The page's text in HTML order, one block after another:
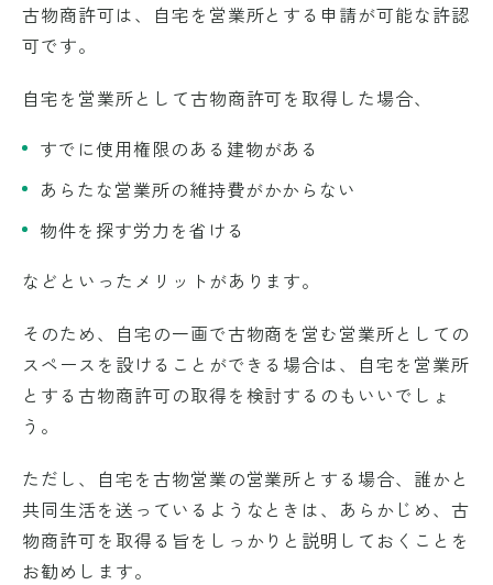
古物商許可は、自宅を営業所とする申請が可能な許認
可です。
自宅を営業所として古物商許可を取得した場合、
すでに使用権限のある建物がある
あらたな営業所の維持費がかからない
物件を探す労力を省ける
などといったメリットがあります。
そのため、自宅の一画で古物商を営む営業所としての
スペースを設けることができる場合は、自宅を営業所
とする古物商許可の取得を検討するのもいいでしょ
う。
ただし、自宅を古物営業の営業所とする場合、誰かと
共同生活を送っているようなときは、あらかじめ、古
物商許可を取得る旨をしっかりと説明しておくことを
お勧めします。